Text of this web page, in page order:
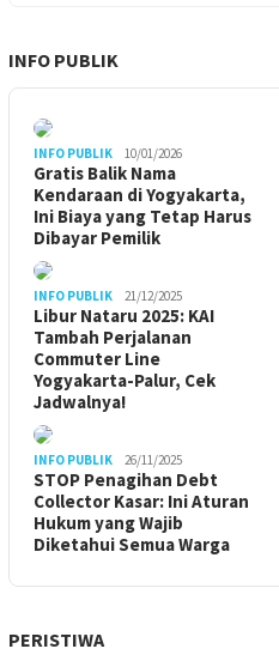
INFO PUBLIK
INFO PUBLIK 10/01/2026
Gratis Balik Nama
Kendaraan di Yogyakarta,
Ini Biaya yang Tetap Harus
Dibayar Pemilik
INFO PUBLIK 21/12/2025
Libur Nataru 2025: KAI
Tambah Perjalanan
Commuter Line
Yogyakarta-Palur, Cek
Jadwalnya!
INFO PUBLIK 26/11/2025
STOP Penagihan Debt
Collector Kasar: Ini Aturan
Hukum yang Wajib
Diketahui Semua Warga
PERISTIWA